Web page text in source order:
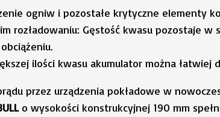
ogniw i pozostałe krytyczne elementy
rozładowaniu: Gęstość kwasu pozostaje
ilości kwasu akumulator można łatwiej
przez urządzenia pokładowe w
o wysokości konstrukcyjnej 190 mm